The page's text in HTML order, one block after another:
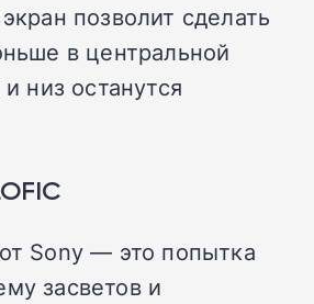
позволит сделать
в центральной
низ останутся
Sony — это попытка
засветов и